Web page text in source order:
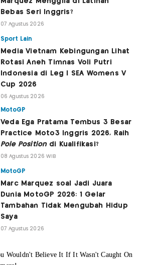
Bebas Seri Inggris?
07 Agustus 2026
Sport Lain
Media Vietnam Kebingungan Lihat
Rotasi Aneh Timnas Voli Putri
Indonesia di Leg I SEA Womens V
Cup 2026
06 Agustus 2026
MotoGP
Veda Ega Pratama Tembus 3 Besar
Practice Moto3 Inggris 2026, Raih
Pole Positiondi Kualifikasi?
08 Agustus 2026 WIB
MotoGP
Marc Marquez soal Jadi Juara
Dunia MotoGP 2026: 1 Gelar
Tambahan Tidak Mengubah Hidup
Saya
07 Agustus 2026